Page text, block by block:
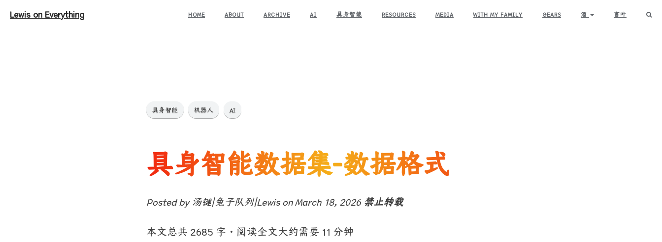
Lewis on Everything HOME ABOUT ARCHIVE AI 具身智能 RESOURCES MEDIA WITH MY FAMILY GEARS 酒 言叶
具身智能 机器人 AI
具身智能数据集-数据格式
Posted by 汤键|兔子队列|Lewis on March 18, 2026 禁止转载
本文总共 2685 字 · 阅读全文大约需要 11 分钟